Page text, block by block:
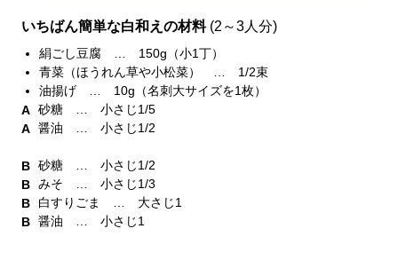
いちばん簡単な白和えの材料 (2～3人分)
絹ごし豆腐 … 150g（小1丁）
青菜（ほうれん草や小松菜） … 1/2束
油揚げ … 10g（名刺大サイズを1枚）
砂糖 … 小さじ1/5
醤油 … 小さじ1/2
砂糖 … 小さじ1/2
みそ … 小さじ1/3
白すりごま … 大さじ1
醤油 … 小さじ1